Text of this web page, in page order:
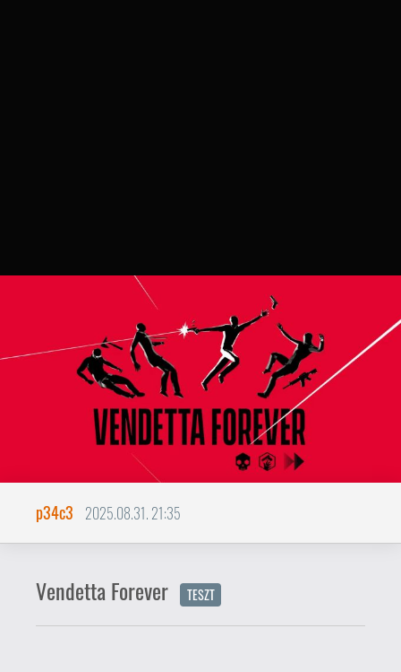
Vendetta Forever TESZT
Fogalmam sincs, mit lehetne írni
egy olyan VR játékról, amiről
mindent elárul a borítóján
ölj. Ölj, hogy mozogj.
írnom kell eme méltatlanul alulértékelt